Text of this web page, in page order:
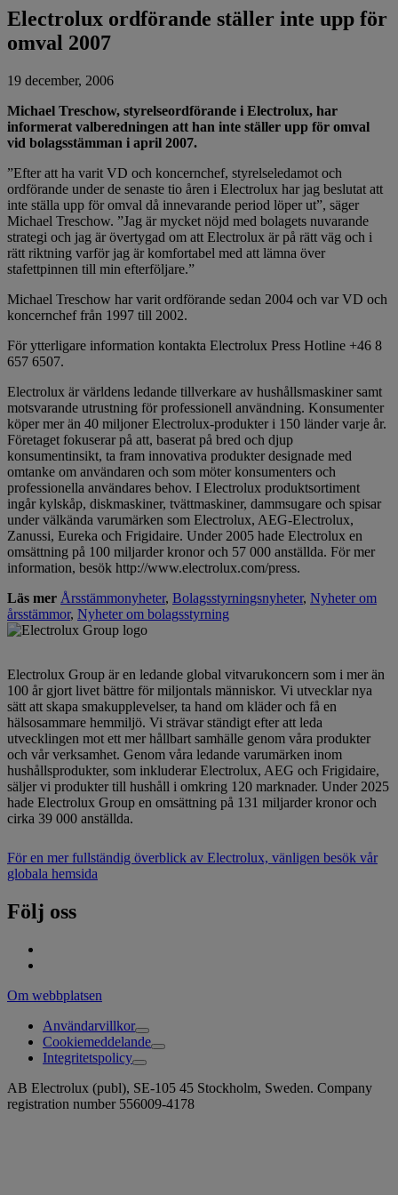
Electrolux ordförande ställer inte upp för
omval 2007
19 december, 2006
Michael Treschow, styrelseordförande i Electrolux, har
informerat valberedningen att han inte ställer upp för omval
vid bolagsstämman i april 2007.
”Efter att ha varit VD och koncernchef, styrelseledamot och
ordförande under de senaste tio åren i Electrolux har jag beslutat att
inte ställa upp för omval då innevarande period löper ut”, säger
Michael Treschow. ”Jag är mycket nöjd med bolagets nuvarande
strategi och jag är övertygad om att Electrolux är på rätt väg och i
rätt riktning varför jag är komfortabel med att lämna över
stafettpinnen till min efterföljare.”
Michael Treschow har varit ordförande sedan 2004 och var VD och
koncernchef från 1997 till 2002.
För ytterligare information kontakta Electrolux Press Hotline +46 8
657 6507.
Electrolux är världens ledande tillverkare av hushållsmaskiner samt
motsvarande utrustning för professionell användning. Konsumenter
köper mer än 40 miljoner Electrolux-produkter i 150 länder varje år.
Företaget fokuserar på att, baserat på bred och djup
konsumentinsikt, ta fram innovativa produkter designade med
omtanke om användaren och som möter konsumenters och
professionella användares behov. I Electrolux produktsortiment
ingår kylskåp, diskmaskiner, tvättmaskiner, dammsugare och spisar
under välkända varumärken som Electrolux, AEG-Electrolux,
Zanussi, Eureka och Frigidaire. Under 2005 hade Electrolux en
omsättning på 100 miljarder kronor och 57 000 anställda. För mer
information, besök http://www.electrolux.com/press.
Läs mer Årsstämmonyheter, Bolagsstyrningsnyheter, Nyheter om
årsstämmor, Nyheter om bolagsstyrning
Electrolux Group är en ledande global vitvarukoncern som i mer än
100 år gjort livet bättre för miljontals människor. Vi utvecklar nya
sätt att skapa smakupplevelser, ta hand om kläder och få en
hälsosammare hemmiljö. Vi strävar ständigt efter att leda
utvecklingen mot ett mer hållbart samhälle genom våra produkter
och vår verksamhet. Genom våra ledande varumärken inom
hushållsprodukter, som inkluderar Electrolux, AEG och Frigidaire,
säljer vi produkter till hushåll i omkring 120 marknader. Under 2025
hade Electrolux Group en omsättning på 131 miljarder kronor och
cirka 39 000 anställda.
För en mer fullständig överblick av Electrolux, vänligen besök vår
globala hemsida
Följ oss
Om webbplatsen
Användarvillkor
Cookiemeddelande
Integritetspolicy
AB Electrolux (publ), SE-105 45 Stockholm, Sweden. Company
registration number 556009-4178